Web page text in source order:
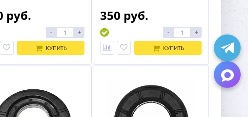
руб.
- +
КУПИТЬ
350 руб.
- +
КУПИТЬ